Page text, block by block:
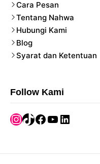
Cara Pesan
Tentang Nahwa
Hubungi Kami
Blog
Syarat dan Ketentuan
Follow Kami
Instagram
TikTok
Facebook
YouTube
LinkedIn